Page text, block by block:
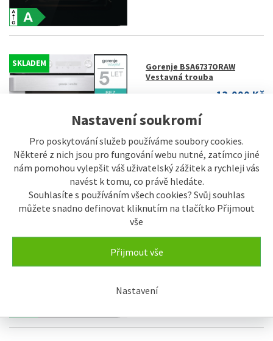
Nastavení soukromí
Pro poskytování služeb používáme soubory cookies.
Některé z nich jsou pro fungování webu nutné, zatímco jiné
nám pomohou vylepšit váš uživatelský zážitek a rychleji vás
navést k tomu, co právě hledáte.
Souhlasíte s používáním všech cookies? Svůj souhlas
můžete snadno definovat kliknutím na tlačítko Přijmout
vše
Přijmout vše
Nastavení
SKLADEM
Gorenje BSA6737ORAW
Vestavná trouba
13.990 Kč
SKLADEM
Gorenje BPS6737E07B
13.990 Kč